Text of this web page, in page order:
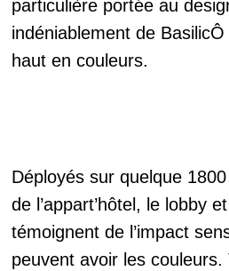
particulière portée au
indéniablement de
haut en couleurs.
Déployés sur quelque
de l’appart’hôtel, le lobby
témoignent de l’impact
peuvent avoir les